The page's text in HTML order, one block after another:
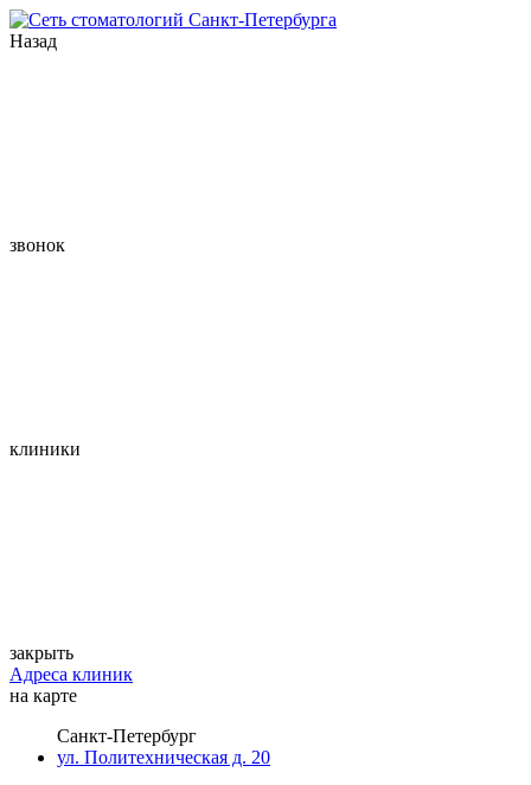
Назад
звонок
клиники
закрыть
Адреса клиник
на карте
Санкт-Петербург
ул. Политехническая д. 20